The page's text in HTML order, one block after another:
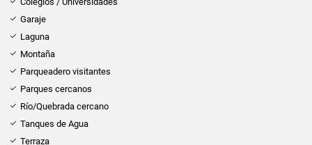
Garaje
Laguna
Montaña
Parqueadero visitantes
Parques cercanos
Río/Quebrada cercano
Tanques de Agua
Terraza